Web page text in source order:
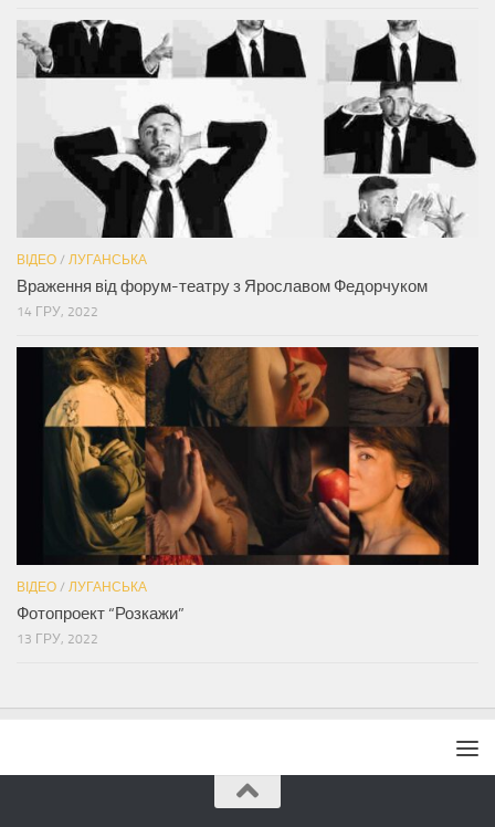
ВІДЕО / ЛУГАНСЬКА
Враження від форум-театру з Ярославом Федорчуком
14 ГРУ, 2022
ВІДЕО / ЛУГАНСЬКА
Фотопроект “Розкажи”
13 ГРУ, 2022